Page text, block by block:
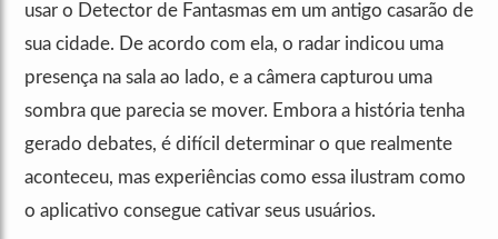
usar o Detector de Fantasmas em um antigo casarão de
sua cidade. De acordo com ela, o radar indicou uma
presença na sala ao lado, e a câmera capturou uma
sombra que parecia se mover. Embora a história tenha
gerado debates, é difícil determinar o que realmente
aconteceu, mas experiências como essa ilustram como
o aplicativo consegue cativar seus usuários.